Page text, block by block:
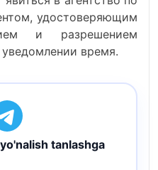
, удостоверяющим
и
разрешением
уведомлении время.
tanlashga